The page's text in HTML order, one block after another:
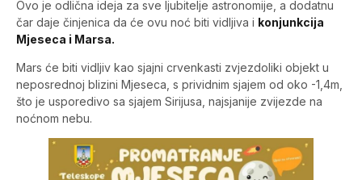
Ovo je odlična ideja za sve ljubitelje astronomije, a dodatnu
čar daje činjenica da će ovu noć biti vidljiva i konjunkcija
Mjeseca i Marsa.
Mars će biti vidljiv kao sjajni crvenkasti zvjezdoliki objekt u
neposrednoj blizini Mjeseca, s prividnim sjajem od oko -1,4m,
što je usporedivo sa sjajem Sirijusa, najsjanije zvijezde na
noćnom nebu.